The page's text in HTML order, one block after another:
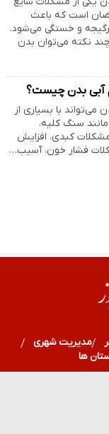
است که باعث
و خستگی می‌شود.
نکته می‌توان بدن
آبی بدن چیست؟
می‌تواند با بسیاری از
سنگ کلیه،
کبدی، افزایش
فشار خون، آسیب…
مدیریت شهری
ها